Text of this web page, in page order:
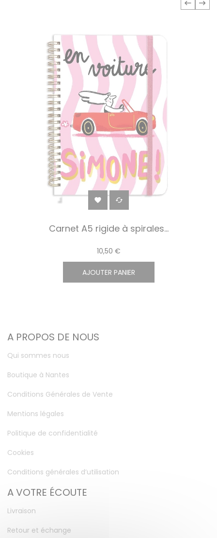
 
Carnet A5 rigide à spirales...
10,50 €
AJOUTER PANIER
A PROPOS DE NOUS
Qui sommes nous
Boutique à Nantes
Conditions Générales de Vente
Mentions légales
Politique de confidentialité
Cookies
Conditions générales d’utilisation
A VOTRE ÉCOUTE
Livraison
Retour et échange